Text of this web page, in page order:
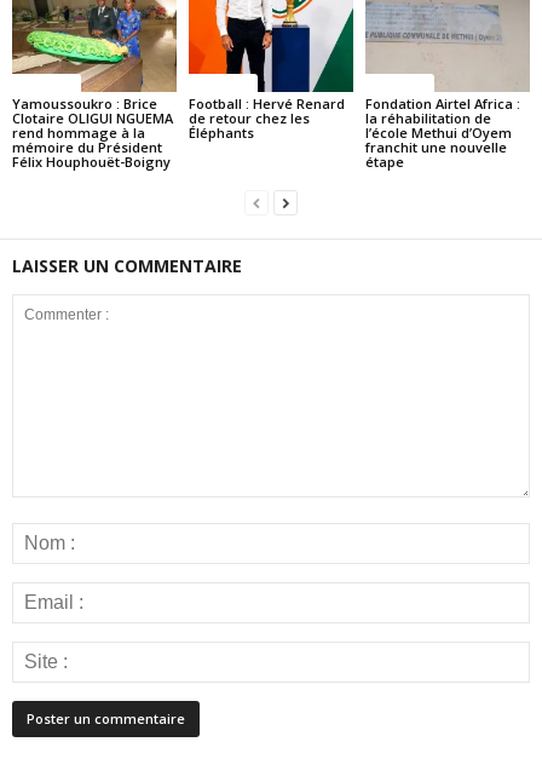
Yamoussoukro : Brice
Clotaire OLIGUI NGUEMA
rend hommage à la
mémoire du Président
Félix Houphouët-Boigny
Football : Hervé Renard
de retour chez les
Éléphants
Fondation Airtel Africa :
la réhabilitation de
l’école Methui d’Oyem
franchit une nouvelle
étape
LAISSER UN COMMENTAIRE